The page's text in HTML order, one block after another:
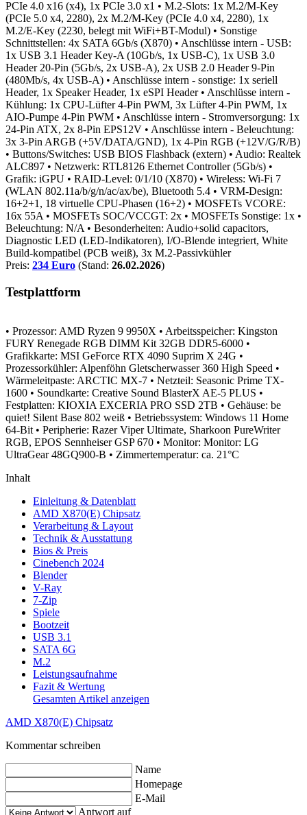
PCIe 4.0 x16 (x4), 1x PCIe 3.0 x1 • M.2-Slots: 1x M.2/M-Key
(PCIe 5.0 x4, 2280), 2x M.2/M-Key (PCIe 4.0 x4, 2280), 1x
M.2/E-Key (2230, belegt mit WiFi+BT-Modul) • Sonstige
Schnittstellen: 4x SATA 6Gb/s (X870) • Anschlüsse intern - USB:
1x USB 3.1 Header Key-A (10Gb/s, 1x USB-C), 1x USB 3.0
Header 20-Pin (5Gb/s, 2x USB-A), 2x USB 2.0 Header 9-Pin
(480Mb/s, 4x USB-A) • Anschlüsse intern - sonstige: 1x seriell
Header, 1x Speaker Header, 1x eSPI Header • Anschlüsse intern -
Kühlung: 1x CPU-Lüfter 4-Pin PWM, 3x Lüfter 4-Pin PWM, 1x
AIO-Pumpe 4-Pin PWM • Anschlüsse intern - Stromversorgung: 1x
24-Pin ATX, 2x 8-Pin EPS12V • Anschlüsse intern - Beleuchtung:
3x 3-Pin ARGB (+5V/DATA/GND), 1x 4-Pin RGB (+12V/G/R/B)
• Buttons/Switches: USB BIOS Flashback (extern) • Audio: Realtek
ALC897 • Netzwerk: RTL8126 Ethernet Controller (5Gb/s) •
Grafik: iGPU • RAID-Level: 0/1/10 (X870) • Wireless: Wi-Fi 7
(WLAN 802.11a/b/g/n/ac/ax/be), Bluetooth 5.4 • VRM-Design:
16+2+1, 18 virtuelle CPU-Phasen (16+2) • MOSFETs VCORE:
16x 55A • MOSFETs SOC/VCCGT: 2x • MOSFETs Sonstige: 1x •
Beleuchtung: N/A • Besonderheiten: Audio+solid capacitors,
Diagnostic LED (LED-Indikatoren), I/O-Blende integriert, White
Build-kompatibel (PCB weiß), 3x M.2-Passivkühler
Preis: 234 Euro (Stand: 26.02.2026)
Testplattform
• Prozessor: AMD Ryzen 9 9950X • Arbeitsspeicher: Kingston
FURY Renegade RGB DIMM Kit 32GB DDR5-6000 •
Grafikkarte: MSI GeForce RTX 4090 Suprim X 24G •
Prozessorkühler: Alpenföhn Gletscherwasser 360 High Speed •
Wärmeleitpaste: ARCTIC MX-7 • Netzteil: Seasonic Prime TX-
1600 • Soundkarte: Creative Sound BlasterX AE-5 PLUS •
Festplatten: KIOXIA EXCERIA PRO SSD 2TB • Gehäuse: be
quiet! Silent Base 802 weiß • Betriebssystem: Windows 11 Home
64-Bit • Peripherie: Razer Viper Ultimate, Sharkoon PureWriter
RGB, EPOS Sennheiser GSP 670 • Monitor: Monitor: LG
UltraGear 48GQ900-B • Zimmertemperatur: ca. 21°C
Inhalt
Einleitung & Datenblatt
AMD X870(E) Chipsatz
Verarbeitung & Layout
Technik & Ausstattung
Bios & Preis
Cinebench 2024
Blender
V-Ray
7-Zip
Spiele
Bootzeit
USB 3.1
SATA 6G
M.2
Leistungsaufnahme
Fazit & Wertung
Gesamten Artikel anzeigen
AMD X870(E) Chipsatz
Kommentar schreiben
Name
Homepage
E-Mail
Antwort auf